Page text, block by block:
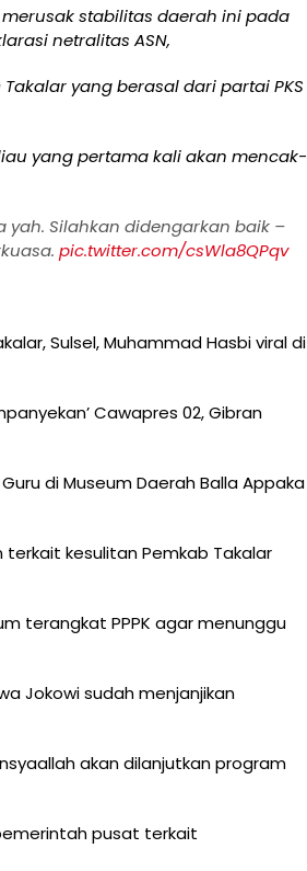
stabilitas daerah ini pada
netralitas ASN,
yang berasal dari partai PKS
yang pertama kali akan mencak-
yah. Silahkan didengarkan baik –
pic.twitter.com/csWla8QPqv
Sulsel, Muhammad Hasbi viral di
Cawapres 02, Gibran
di Museum Daerah Balla Appaka
kesulitan Pemkab Takalar
terangkat PPPK agar menunggu
Jokowi sudah menjanjikan
akan dilanjutkan program
pusat terkait